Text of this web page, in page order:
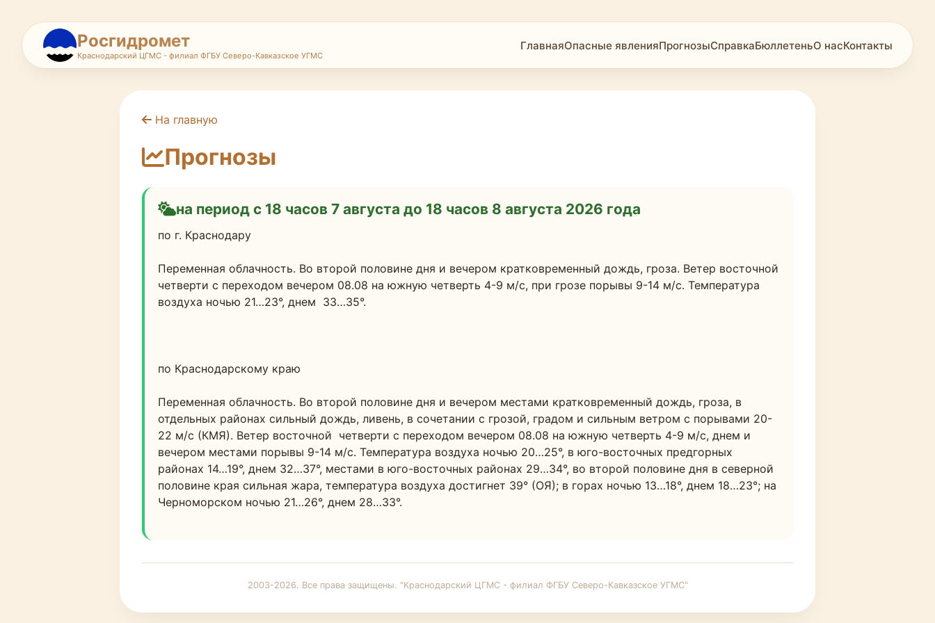
Росгидромет
Краснодарский ЦГМС - филиал ФГБУ Северо-Кавказское УГМС
ГлавнаяОпасные явленияПрогнозыСправкаБюллетеньО насКонтакты
На главную
Прогнозы
на период с 18 часов 7 августа до 18 часов 8 августа 2026 года
по г. Краснодару
Переменная облачность. Во второй половине дня и вечером кратковременный дождь, гроза. Ветер восточной
четверти с переходом вечером 08.08 на южную четверть 4-9 м/с, при грозе порывы 9-14 м/с. Температура
воздуха ночью 21…23°, днем  33…35°.
по Краснодарскому краю
Переменная облачность. Во второй половине дня и вечером местами кратковременный дождь, гроза, в
отдельных районах сильный дождь, ливень, в сочетании с грозой, градом и сильным ветром с порывами 20-
22 м/с (КМЯ). Ветер восточной  четверти с переходом вечером 08.08 на южную четверть 4-9 м/с, днем и
вечером местами порывы 9-14 м/с. Температура воздуха ночью 20…25°, в юго-восточных предгорных
районах 14…19°, днем 32…37°, местами в юго-восточных районах 29…34°, во второй половине дня в северной
половине края сильная жара, температура воздуха достигнет 39° (ОЯ); в горах ночью 13…18°, днем 18…23°; на
Черноморском ночью 21…26°, днем 28…33°.
2003-2026. Все права защищены. "Краснодарский ЦГМС - филиал ФГБУ Северо-Кавказское УГМС"